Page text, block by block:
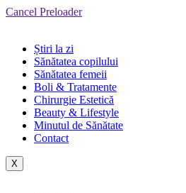
Cancel Preloader
Știri la zi
Sănătatea copilului
Sănătatea femeii
Boli & Tratamente
Chirurgie Estetică
Beauty & Lifestyle
Minutul de Sănătate
Contact
X